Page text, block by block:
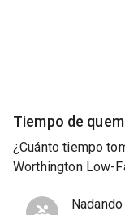
Tiempo de
¿Cuánto tiempo
Worthington Low-
Nadando